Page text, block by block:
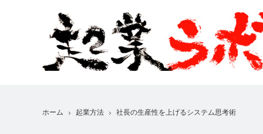
ホーム 起業方法 社長の生産性を上げるシステム思考術